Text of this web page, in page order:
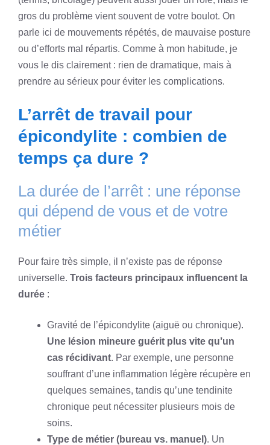
gros du problème vient souvent de votre boulot. On
parle ici de mouvements répétés, de mauvaise posture
ou d’efforts mal répartis. Comme à mon habitude, je
vous le dis clairement : rien de dramatique, mais à
prendre au sérieux pour éviter les complications.
L’arrêt de travail pour
épicondylite : combien de
temps ça dure ?
La durée de l’arrêt : une réponse
qui dépend de vous et de votre
métier
Pour faire très simple, il n’existe pas de réponse
universelle. Trois facteurs principaux influencent la
durée :
Gravité de l’épicondylite (aiguë ou chronique).
Une lésion mineure guérit plus vite qu’un
cas récidivant. Par exemple, une personne
souffrant d’une inflammation légère récupère en
quelques semaines, tandis qu’une tendinite
chronique peut nécessiter plusieurs mois de
soins.
Type de métier (bureau vs. manuel). Un